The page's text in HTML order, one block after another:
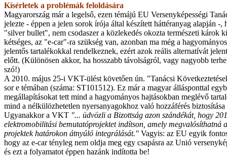
Kísérletek a problémák feloldására
Magyarország már a legelső, ezen témájú EU Versenyképességi
jelezte - éppen a jelen sorok írója által készített háttéranyag alapján -,
"silver bullet", nem csodaszer a közlekedés okozta természeti károk
kétséges, az "e-car"-ra szükség van, azonban ma még a
jelentős tartalékokkal rendelkeznek, ezért azok reális alternatívát
előtt. (Különösen akkor, ha hosszabb távolságról, vagy nagyobb
szó!)
A 2010. május 25-i VKT-ülést követően ún. "Tanácsi
sor e témában (száma: ST101512). Ez már a magyar állásponttal
megállapításokat tett mind a hagyományos hajtásokban meglévő
mind a nélkülözhetetlen nyersanyagokhoz való hozzáférés biztosítása
Ugyanakkor a VKT "... üdvözli a Bizottság azon szándékát, hogy
elektromobilitási bemutatóprojektet indítson, amely megvalósíthatná
projektek határokon átnyúló integrálását." Vagyis: az EU egyik
hogy az e-car tényleg nem oldja meg egy csapásra az Unió
és ezt a folyamatot éppen hazánk indította be!